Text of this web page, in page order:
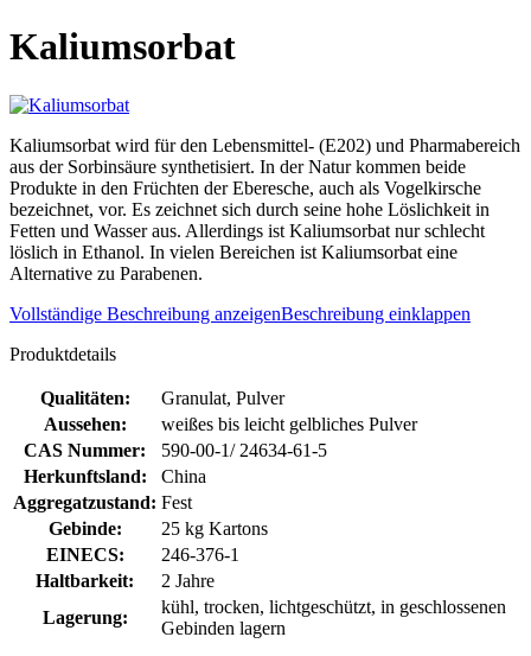
Kaliumsorbat
Kaliumsorbat wird für den Lebensmittel- (E202) und Pharmabereich
aus der Sorbinsäure synthetisiert. In der Natur kommen beide
Produkte in den Früchten der Eberesche, auch als Vogelkirsche
bezeichnet, vor. Es zeichnet sich durch seine hohe Löslichkeit in
Fetten und Wasser aus. Allerdings ist Kaliumsorbat nur schlecht
löslich in Ethanol. In vielen Bereichen ist Kaliumsorbat eine
Alternative zu Parabenen.
Vollständige Beschreibung anzeigenBeschreibung einklappen
Produktdetails
Qualitäten:
Granulat, Pulver
Aussehen:
weißes bis leicht gelbliches Pulver
CAS Nummer:
590-00-1/ 24634-61-5
Herkunftsland:
China
Aggregatzustand: Fest
Gebinde:
25 kg Kartons
EINECS:
246-376-1
Haltbarkeit:
2 Jahre
Lagerung:
kühl, trocken, lichtgeschützt, in geschlossenen
Gebinden lagern